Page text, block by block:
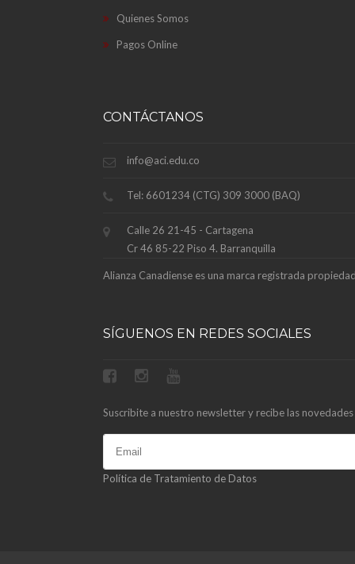
Quienes Somos
Pagos Online
CONTÁCTANOS
info@aci.edu.co
Tel: 6601234 (CTG) 309 3000 (BAQ)
Calle 26 21-45 - Cartagena
Cr 46 85-22 Piso 4. Barranquilla
Alianza Canadiense es una marca registrada
SÍGUENOS EN REDES SOCIALES
Suscribite a nuestro newsletter y recibe las
Política de Tratamiento de Datos